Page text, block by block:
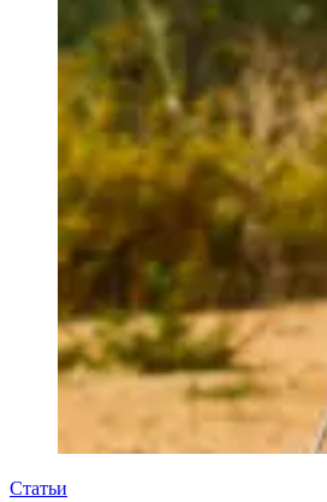
Статьи